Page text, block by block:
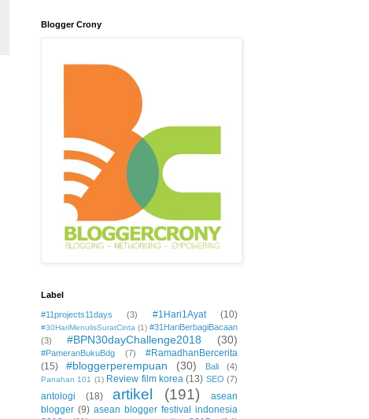
Blogger Crony
Label
#11projects11days (3) #1Hari1Ayat (10)
#30HariMenulisSuratCinta (1) #31HariBerbagiBacaan
(3)
#BPN30dayChallenge2018 (30)
#PameranBukuBdg (7)
#RamadhanBercerita
(15)
#bloggerperempuan (30) Bali (4)
Panahan 101 (1) Review film korea (13) SEO (7)
antologi (18) artikel (191)
asean
blogger (9) asean blogger festival indonesia